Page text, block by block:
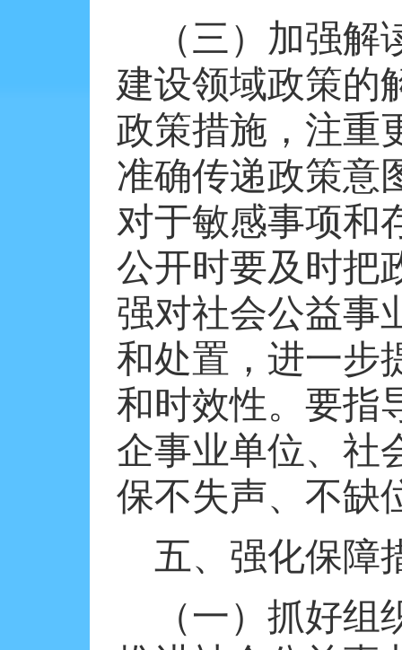
（三）加强
建设领域政策的
政策措施，注重
准确传递政策意
对于敏感事项和
公开时要及时把
强对社会公益事
和处置，进一步
和时效性。要指
企事业单位、社
保不失声、不缺
五、强化保障
（一）抓好